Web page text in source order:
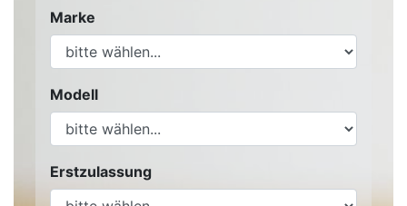
Marke
Modell
Erstzulassung